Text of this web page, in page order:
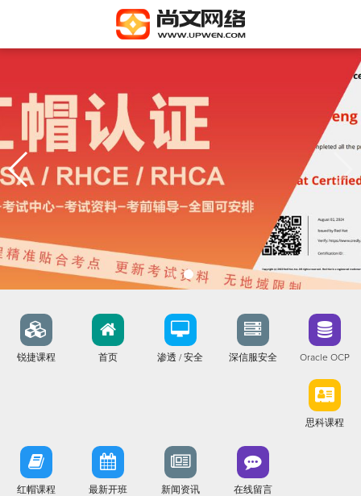
锐捷课程 首页 渗透 / 安全 深信服安全 Oracle OCP
思科课程
红帽课程 最新开班 新闻资讯 在线留言